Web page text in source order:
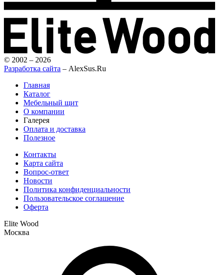
© 2002 – 2026
Разработка сайта – AlexSus.Ru
Главная
Каталог
Мебельный щит
О компании
Галерея
Оплата и доставка
Полезное
Контакты
Карта сайта
Вопрос-ответ
Новости
Политика конфиденциальности
Пользовательское соглашение
Оферта
Elite Wood
Москва